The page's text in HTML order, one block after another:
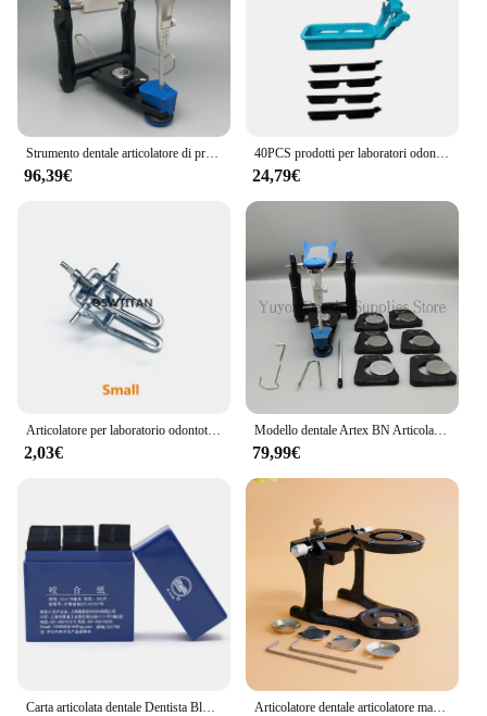
96,39€
40PCS prodotti per laboratori odontotecnici articolatore In plastica monouso a mezza bocca blu nel lavoro modello di laboratorio
24,79€
2,03€
Modello dentale Artex BN Articolatore funzionale e accessori Modello di denti Scala accurata Modello in gesso Attrezzatura da laboratorio per odontoiatria
79,99€
Articolatore dentale articolatore magnetico per protesi regolabile per il montaggio di modelli dentali prefusi strumenti per attrezzature da laboratorio odontotecnico